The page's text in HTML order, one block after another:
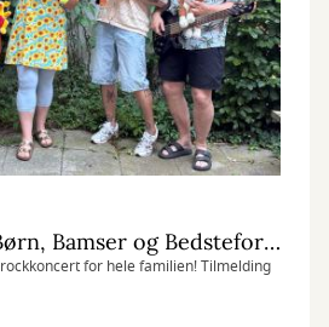
BørneRock for Børn, Bamser og Bedsteforældre
for hele familien! Tilmelding